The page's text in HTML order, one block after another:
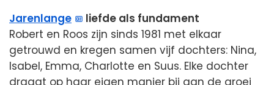
Jarenlange
liefde als fundament
Robert en Roos zijn sinds 1981 met elkaar
getrouwd en kregen samen vijf dochters: Nina,
Isabel, Emma, Charlotte en Suus. Elke dochter
draagt op haar eigen manier bij aan de groei